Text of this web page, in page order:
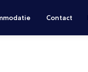
Contact